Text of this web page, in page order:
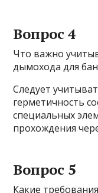
Вопрос 4
Что важно
дымохода для
Следует
герметичность
специальных
прохождения
Вопрос 5
Какие